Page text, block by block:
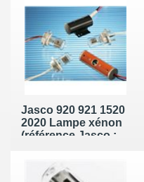
Jasco 920 921 1520
2020 Lampe xénon
(référence Jasco :